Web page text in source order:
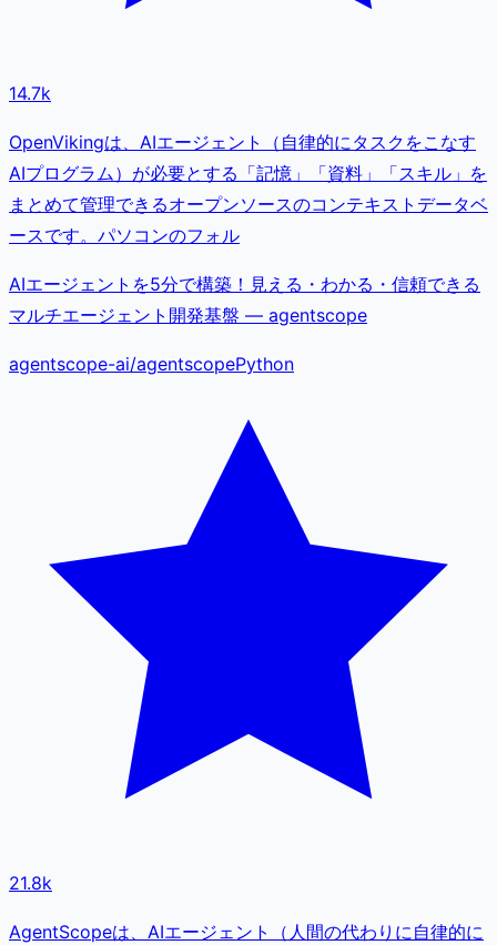
14.7k
OpenVikingは、AIエージェント（自律的にタスクをこなす
AIプログラム）が必要とする「記憶」「資料」「スキル」を
まとめて管理できるオープンソースのコンテキストデータベ
ースです。パソコンのフォル
AIエージェントを5分で構築！見える・わかる・信頼できる
マルチエージェント開発基盤 — agentscope
agentscope-ai/agentscopePython
21.8k
AgentScopeは、AIエージェント（人間の代わりに自律的に